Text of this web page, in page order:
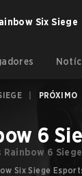
Six Siege
PRÓXIMO
6
6
Six Siege